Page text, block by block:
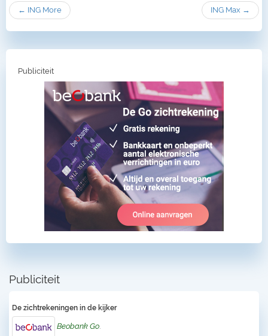
← ING More ING Max →
Publiciteit
Publiciteit
De zichtrekeningen in de kijker
Beobank Go.